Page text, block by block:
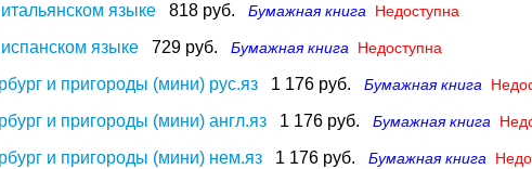
языке 818 руб. Бумажная книга Недоступна
языке 729 руб. Бумажная книга Недоступна
и пригороды (мини) рус.яз 1 176 руб. Бумажная книга
и пригороды (мини) англ.яз 1 176 руб. Бумажная книга
и пригороды (мини) нем.яз 1 176 руб. Бумажная книга